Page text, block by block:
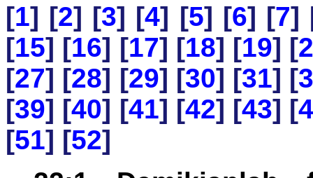
[1] [2] [3] [4] [5] [6] [7]
[15] [16] [17] [18] [19] [
[27] [28] [29] [30] [31] [
[39] [40] [41] [42] [43] [
[51] [52]